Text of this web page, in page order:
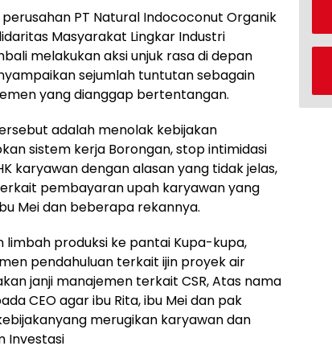
PT Natural Indococonut Organik
Masyarakat Lingkar Industri
melakukan aksi unjuk rasa di depan
sejumlah tuntutan sebagain
yang dianggap bertentangan.
adalah menolak kebijakan
sistem kerja Borongan, stop intimidasi
karyawan dengan alasan yang tidak jelas,
pembayaran upah karyawan yang
Mei dan beberapa rekannya.
produksi ke pantai Kupa-kupa,
pendahuluan terkait ijin proyek air
janji manajemen terkait CSR, Atas nama
CEO agar ibu Rita, ibu Mei dan pak
merugikan karyawan dan
Investasi